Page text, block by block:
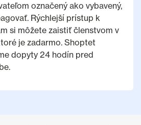
označený ako vybavený,
Rýchlejší prístup k
si môžete zaistiť členstvom v
je zadarmo. Shoptet
dopyty 24 hodín pred